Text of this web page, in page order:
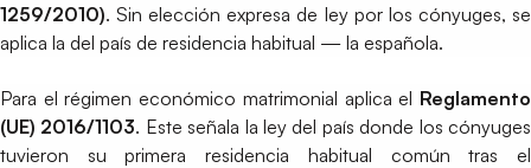
1259/2010). Sin elección expresa de ley por los cónyuges, se
aplica la del país de residencia habitual — la española.
Para el régimen económico matrimonial aplica el Reglamento
(UE) 2016/1103. Este señala la ley del país donde los cónyuges
tuvieron su primera residencia habitual común tras el